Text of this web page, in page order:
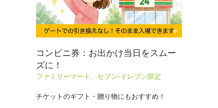
コンビニ券：お出かけ当日をスムー
ズに！
ファミリーマート、セブン-イレブン限定
チケットのギフト・贈り物にもおすすめ！